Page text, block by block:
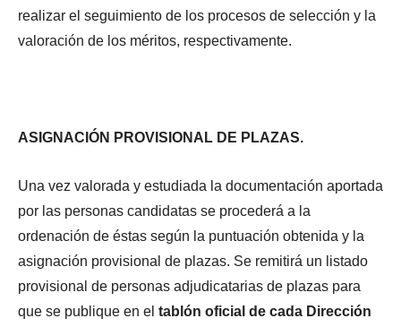
realizar el seguimiento de los procesos de selección y la
valoración de los méritos, respectivamente.
ASIGNACIÓN PROVISIONAL DE PLAZAS.
Una vez valorada y estudiada la documentación aportada
por las personas candidatas se procederá a la
ordenación de éstas según la puntuación obtenida y la
asignación provisional de plazas. Se remitirá un listado
provisional de personas adjudicatarias de plazas para
que se publique en el tablón oficial de cada Dirección